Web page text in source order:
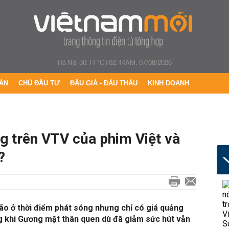
Hà Nội 30.11 °C|02:44AM, 07/08/2026
CHỦ ĐẦU TƯ ĐẤU GIÁ - ĐẤU THẦU KINH DOANH
trên VTV của phim Việt và
ở thời điểm phát sóng nhưng chỉ có giá quảng
Gương mặt thân quen dù đã giảm sức hút vẫn